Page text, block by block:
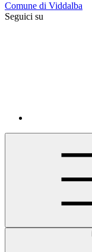
Comune di Viddalba
Seguici su